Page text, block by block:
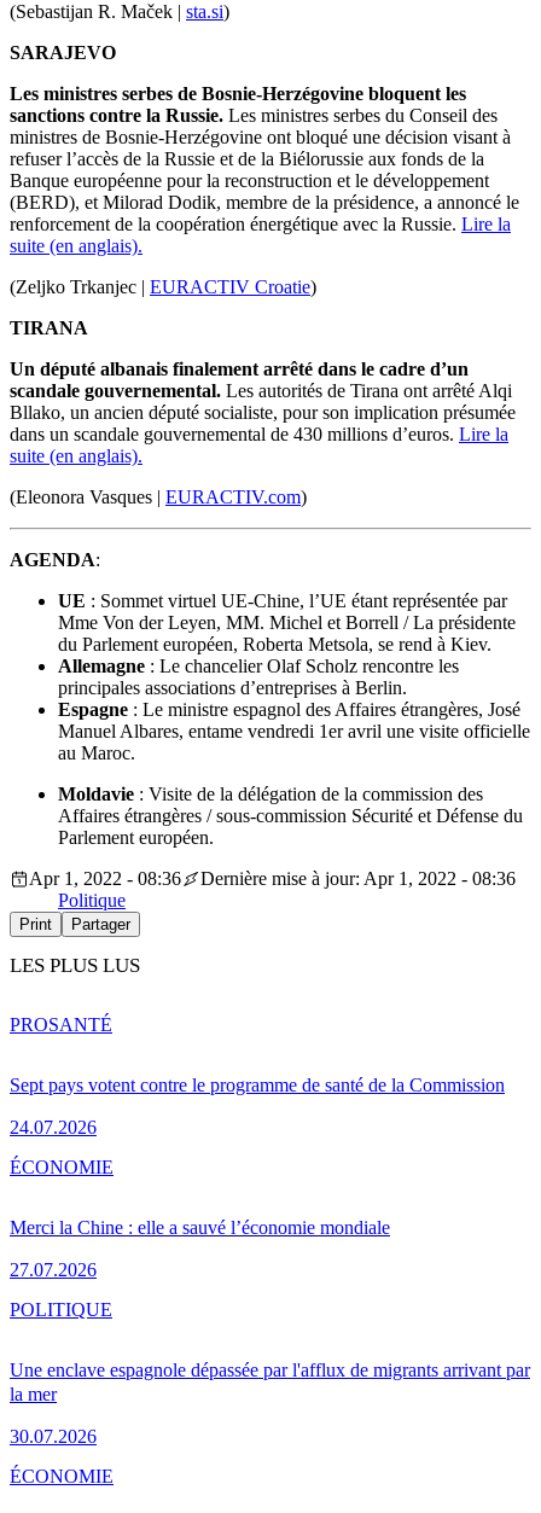
(Sebastijan R. Maček | sta.si)
SARAJEVO
Les ministres serbes de Bosnie-Herzégovine bloquent les
sanctions contre la Russie. Les ministres serbes du Conseil des
ministres de Bosnie-Herzégovine ont bloqué une décision visant à
refuser l’accès de la Russie et de la Biélorussie aux fonds de la
Banque européenne pour la reconstruction et le développement
(BERD), et Milorad Dodik, membre de la présidence, a annoncé le
renforcement de la coopération énergétique avec la Russie. Lire la
suite (en anglais).
(Zeljko Trkanjec | EURACTIV Croatie)
TIRANA
Un député albanais finalement arrêté dans le cadre d’un
scandale gouvernemental. Les autorités de Tirana ont arrêté Alqi
Bllako, un ancien député socialiste, pour son implication présumée
dans un scandale gouvernemental de 430 millions d’euros. Lire la
suite (en anglais).
(Eleonora Vasques | EURACTIV.com)
AGENDA:
UE : Sommet virtuel UE-Chine, l’UE étant représentée par
Mme Von der Leyen, MM. Michel et Borrell / La présidente
du Parlement européen, Roberta Metsola, se rend à Kiev.
Allemagne : Le chancelier Olaf Scholz rencontre les
principales associations d’entreprises à Berlin.
Espagne : Le ministre espagnol des Affaires étrangères, José
Manuel Albares, entame vendredi 1er avril une visite officielle
au Maroc.
Moldavie : Visite de la délégation de la commission des
Affaires étrangères / sous-commission Sécurité et Défense du
Parlement européen.
Apr 1, 2022 - 08:36
Dernière mise à jour: Apr 1, 2022 - 08:36
Politique
Print Partager
LES PLUS LUS
Sept pays votent contre le programme de santé de la Commission
24.07.2026
PROSANTÉ
Merci la Chine : elle a sauvé l’économie mondiale
27.07.2026
ÉCONOMIE
Une enclave espagnole dépassée par l'afflux de migrants arrivant par
la mer
30.07.2026
POLITIQUE
ÉCONOMIE